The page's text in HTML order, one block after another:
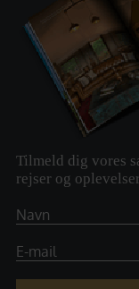
Tilmeld dig vores
rejser og